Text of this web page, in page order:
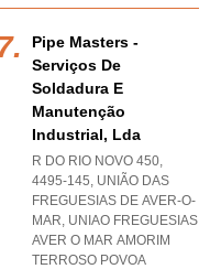
Pipe Masters -
Serviços De
Soldadura E
Manutenção
Industrial, Lda
R DO RIO NOVO 450,
4495-145, UNIÃO DAS
FREGUESIAS DE AVER-O-
MAR, UNIAO FREGUESIAS
AVER O MAR AMORIM
TERROSO POVOA